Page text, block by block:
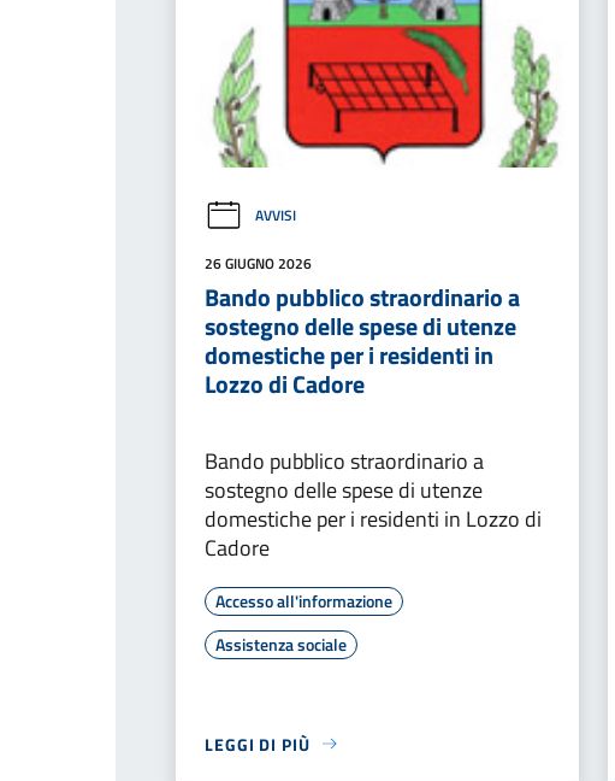
AVVISI
26 GIUGNO 2026
Bando pubblico straordinario a
sostegno delle spese di utenze
domestiche per i residenti in
Lozzo di Cadore
Bando pubblico straordinario a
sostegno delle spese di utenze
domestiche per i residenti in Lozzo di
Cadore
Accesso all'informazione
Assistenza sociale
LEGGI DI PIÙ